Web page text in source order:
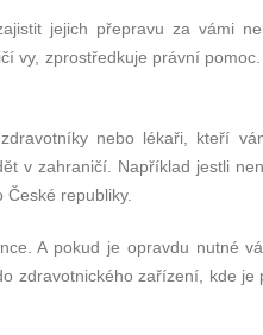
jejich přepravu za vámi
vy, zprostředkuje právní
nebo lékaři, kteří
v zahraničí. Například jestli
republiky.
A pokud je opravdu nutné
zdravotnického zařízení, kde je